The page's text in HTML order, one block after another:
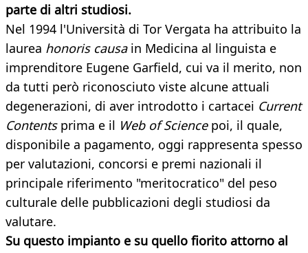
parte di altri studiosi.
Nel 1994 l'Università di Tor Vergata ha attribuito la
laurea honoris causain Medicina al linguista e
imprenditore Eugene Garfield, cui va il merito, non
da tutti però riconosciuto viste alcune attuali
degenerazioni, di aver introdotto i cartacei Current
Contentsprima e il Web of Sciencepoi, il quale,
disponibile a pagamento, oggi rappresenta spesso
per valutazioni, concorsi e premi nazionali il
principale riferimento "meritocratico" del peso
culturale delle pubblicazioni degli studiosi da
valutare.
Su questo impianto e su quello fiorito attorno al